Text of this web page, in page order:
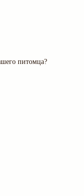
питомца?